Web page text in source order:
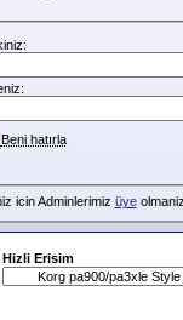
Beni hatırla
icin Adminlerimiz üye
Hizli Erisim